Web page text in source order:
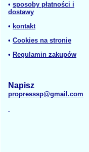
• sposoby płatności i
dostawy
• kontakt
• Cookies na stronie
• Regulamin zakupów
Napisz
propresssp@gmail.com